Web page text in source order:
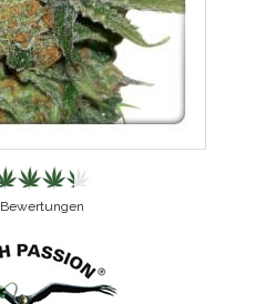
Bewertungen